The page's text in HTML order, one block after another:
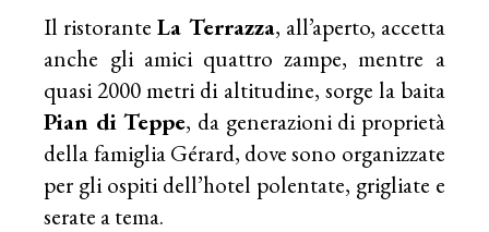
Il ristoranteLa Terrazza, all’aperto, accetta
anche gli amici quattro zampe, mentre a
quasi 2000 metri di altitudine, sorge la baita
Pian di Teppe, da generazioni di proprietà
della famiglia Gérard, dove sono organizzate
per gli ospiti dell’hotel polentate, grigliate e
serate a tema.